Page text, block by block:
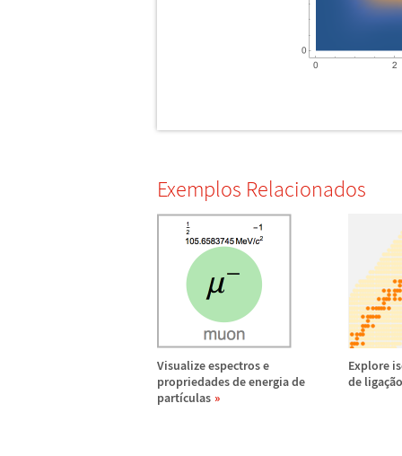
Exemplos Relacionados
Visualize espectros e
propriedades de energia de
partículas
Explore is
de ligação